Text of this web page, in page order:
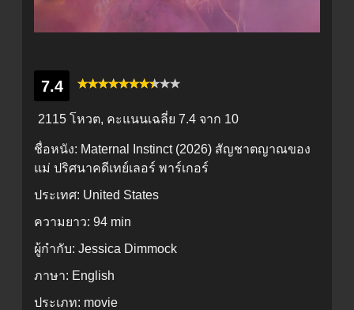
7.4
2115 โหวต, คะแนนเฉลี่ย 7.4 จาก 10
ชื่อหนัง: Maternal Instinct (2026) สัญชาตญาณของ
แม่ ปริศนาคดีเทย์เลอร์ พาร์เกอร์
ประเทศ: United States
ความยาว: 94 min
ผู้กำกับ: Jessica Dimmock
ภาษา: English
ประเภท: movie